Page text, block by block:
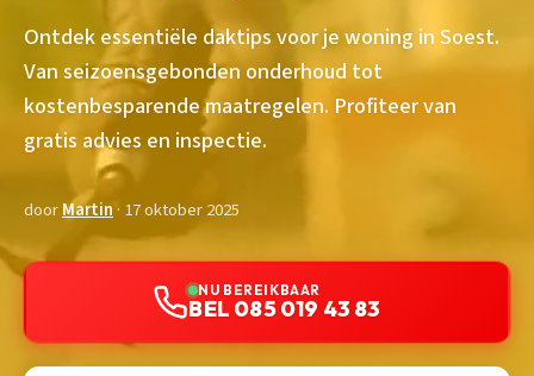
Ontdek essentiële daktips voor je woning in Soest.
Van seizoensgebonden onderhoud tot
kostenbesparende maatregelen. Profiteer van
gratis advies en inspectie.
doorMartin· 17 oktober 2025
NU BEREIKBAAR
BEL 085 019 43 83